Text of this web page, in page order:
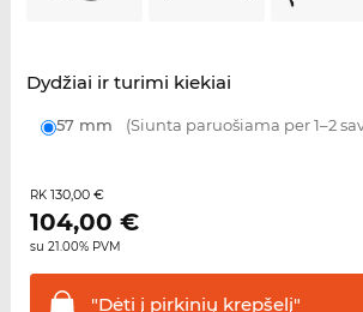
Dydžiai ir turimi kiekiai
57 mm (Siunta paruošiama per 1–2
RK 130,00 €
104,00 €
su 21.00% PVM
"Dėti į pirkinių krepšelį"